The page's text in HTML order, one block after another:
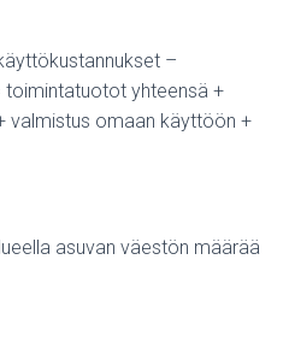
–
yhteensä +
valmistus omaan käyttöön +
asuvan väestön määrää